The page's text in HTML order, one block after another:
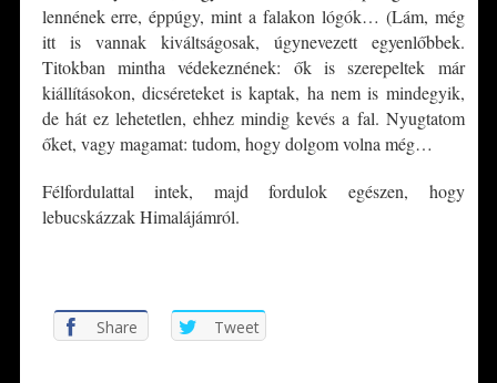
lennének erre, éppúgy, mint a falakon lógók… (Lám, még
itt is vannak kiváltságosak, úgynevezett egyenlőbbek.
Titokban mintha védekeznének: ők is szerepeltek már
kiállításokon, dicséreteket is kaptak, ha nem is mindegyik,
de hát ez lehetetlen, ehhez mindig kevés a fal. Nyugtatom
őket, vagy magamat: tudom, hogy dolgom volna még…
Félfordulattal intek, majd fordulok egészen, hogy
lebucskázzak Himalájámról.
Share Tweet